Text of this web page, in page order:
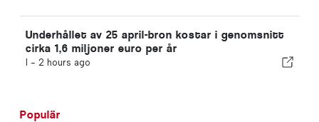
Underhållet av 25 april-bron kostar i genomsnitt
cirka 1,6 miljoner euro per år
I - 2 hours ago
Populär